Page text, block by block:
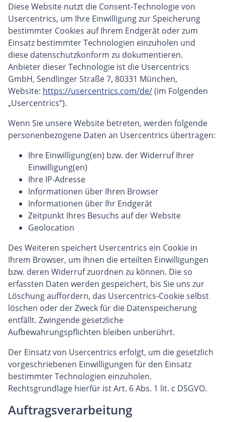
Diese Website nutzt die Consent-Technologie von
Usercentrics, um Ihre Einwilligung zur Speicherung
bestimmter Cookies auf Ihrem Endgerät oder zum
Einsatz bestimmter Technologien einzuholen und
diese datenschutzkonform zu dokumentieren.
Anbieter dieser Technologie ist die Usercentrics
GmbH, Sendlinger Straße 7, 80331 München,
Website: https://usercentrics.com/de/(im Folgenden
„Usercentrics“).
Wenn Sie unsere Website betreten, werden folgende
personenbezogene Daten an Usercentrics übertragen:
Ihre Einwilligung(en) bzw. der Widerruf Ihrer
Einwilligung(en)
Ihre IP-Adresse
Informationen über Ihren Browser
Informationen über Ihr Endgerät
Zeitpunkt Ihres Besuchs auf der Website
Geolocation
Des Weiteren speichert Usercentrics ein Cookie in
Ihrem Browser, um Ihnen die erteilten Einwilligungen
bzw. deren Widerruf zuordnen zu können. Die so
erfassten Daten werden gespeichert, bis Sie uns zur
Löschung auffordern, das Usercentrics-Cookie selbst
löschen oder der Zweck für die Datenspeicherung
entfällt. Zwingende gesetzliche
Aufbewahrungspflichten bleiben unberührt.
Der Einsatz von Usercentrics erfolgt, um die gesetzlich
vorgeschriebenen Einwilligungen für den Einsatz
bestimmter Technologien einzuholen.
Rechtsgrundlage hierfür ist Art. 6 Abs. 1 lit. c DSGVO.
Auftragsverarbeitung